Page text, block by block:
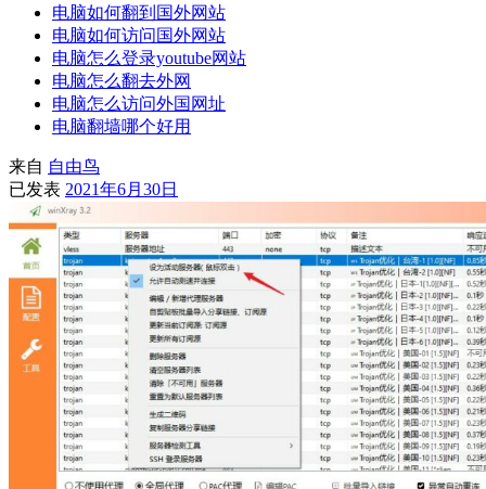
电脑如何翻到国外网站
电脑如何访问国外网站
电脑怎么登录youtube网站
电脑怎么翻去外网
电脑怎么访问外国网址
电脑翻墙哪个好用
来自 自由鸟
已发表 2021年6月30日